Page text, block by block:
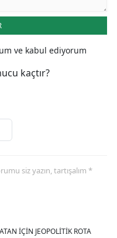
ve kabul ediyorum
kaçtır?
siz yazın, tartışalım *
İÇİN JEOPOLİTİK ROTA